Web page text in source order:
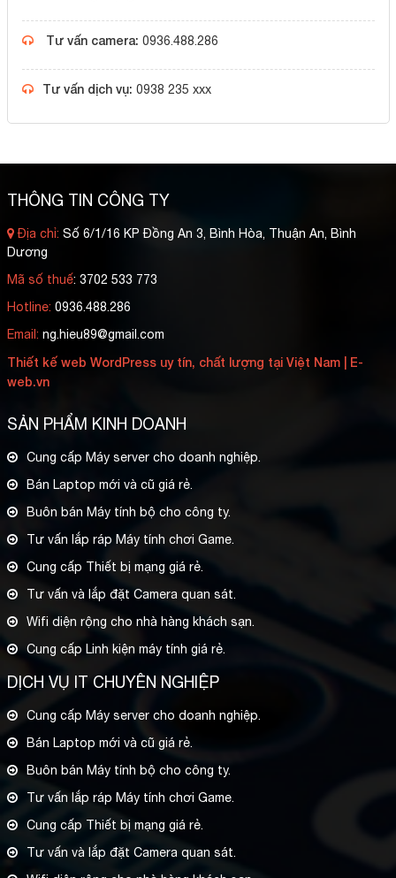
Tư vấn camera: 0936.488.286
Tư vấn dịch vụ: 0938 235 xxx
THÔNG TIN CÔNG TY
Địa chỉ: Số 6/1/16 KP Đồng An 3, Bình Hòa, Thuận An, Bình
Dương
Mã số thuế: 3702 533 773
Hotline: 0936.488.286
Email: ng.hieu89@gmail.com
Thiết kế web WordPress uy tín, chất lượng tại Việt Nam | E-
web.vn
SẢN PHẨM KINH DOANH
Cung cấp Máy server cho doanh nghiệp.
Bán Laptop mới và cũ giá rẻ.
Buôn bán Máy tính bộ cho công ty.
Tư vấn lắp ráp Máy tính chơi Game.
Cung cấp Thiết bị mạng giá rẻ.
Tư vấn và lắp đặt Camera quan sát.
Wifi diện rộng cho nhà hàng khách sạn.
Cung cấp Linh kiện máy tính giá rẻ.
DỊCH VỤ IT CHUYÊN NGHIỆP
Cung cấp Máy server cho doanh nghiệp.
Bán Laptop mới và cũ giá rẻ.
Buôn bán Máy tính bộ cho công ty.
Tư vấn lắp ráp Máy tính chơi Game.
Cung cấp Thiết bị mạng giá rẻ.
Tư vấn và lắp đặt Camera quan sát.